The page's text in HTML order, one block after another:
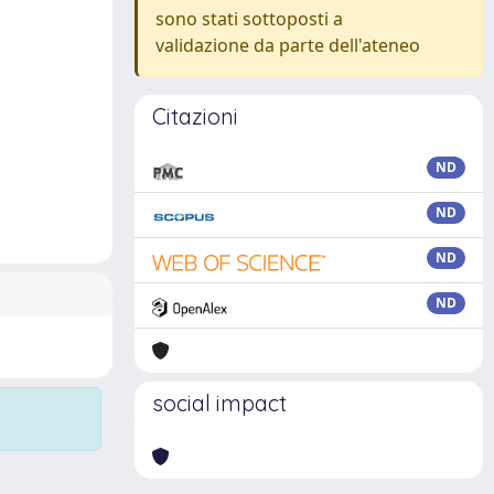
sono stati sottoposti a
validazione da parte dell'ateneo
Citazioni
ND
ND
ND
ND
social impact